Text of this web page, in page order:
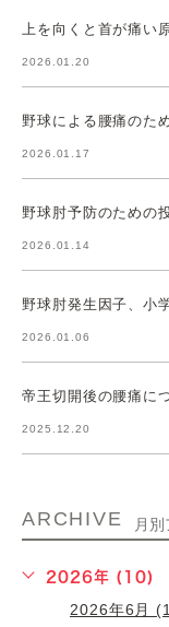
上を向くと首が痛い
2026.01.20
野球による腰痛のた
2026.01.17
野球肘予防のための
2026.01.14
野球肘発生因子、小
2026.01.06
帝王切開後の腰痛に
2025.12.20
ARCHIVE 月
2026年 (10)
2026年6月